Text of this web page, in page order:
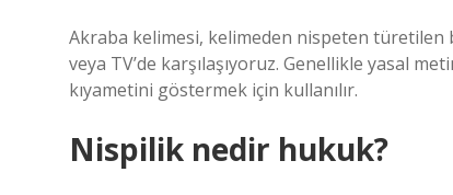
Akraba kelimesi, kelimeden nispeten türetilen
veya TV’de karşılaşıyoruz. Genellikle yasal
kıyametini göstermek için kullanılır.
Nispilik nedir hukuk?